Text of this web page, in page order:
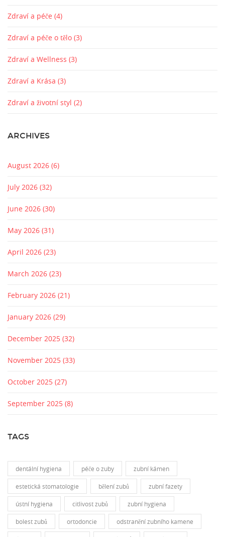
Zdraví a péče (4)
Zdraví a péče o tělo (3)
Zdraví a Wellness (3)
Zdraví a Krása (3)
Zdraví a životní styl (2)
ARCHIVES
August 2026 (6)
July 2026 (32)
June 2026 (30)
May 2026 (31)
April 2026 (23)
March 2026 (23)
February 2026 (21)
January 2026 (29)
December 2025 (32)
November 2025 (33)
October 2025 (27)
September 2025 (8)
TAGS
dentální hygiena péče o zuby zubní kámen
estetická stomatologie bělení zubů zubní fazety
ústní hygiena citlivost zubů zubní hygiena
bolest zubů ortodoncie odstranění zubního kamene